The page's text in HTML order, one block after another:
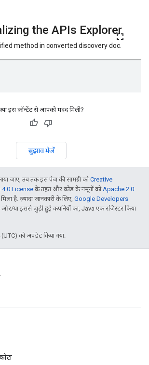
इस कॉन्टेंट से आपको मदद मिली?
सुझाव भेजें
जाए, तब तक इस पेज की सामग्री कोCreative
License के तहत और कोड के नमूनों कोApache 2.0
है. ज़्यादा जानकारी के लिए, Google Developers
या इससे जुड़ी हुई कंपनियों का, Java एक रजिस्टर किया
को अपडेट किया गया.